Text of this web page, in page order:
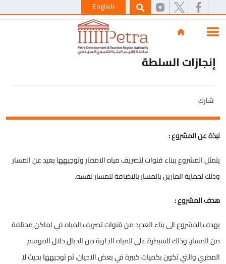
English
إنجازات السلطة
شارك
نبذة عن المشروع :
يتمثل المشروع ببناء قنوات لتصريف مياه الامطار وتوجيهها بعيد عن المسار
وذلك لحماية المارين بالمسار بالاضافة للمسار نفسه.
هدف المشروع :
يهدف المشروع الى بناء العديد من قنوات تصريف المياه في اماكن مختلفة
من المسار، وذلك للسيطرة على المياه الجارية من الجبال خلال الموسم
المطري والتي تكون بكميات كبيرة في بعض الاحيان، ثم توجيهها بحيث لا